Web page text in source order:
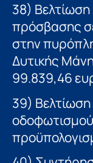
38)
πρόσβασης
στην
Δυτικής
99.839,46
39)